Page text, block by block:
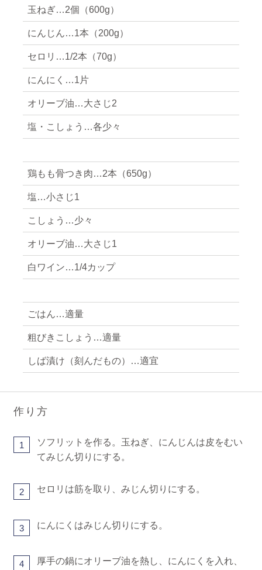
玉ねぎ…2個（600g）
にんじん…1本（200g）
セロリ…1/2本（70g）
にんにく…1片
オリーブ油…大さじ2
塩・こしょう…各少々
鶏もも骨つき肉…2本（650g）
塩…小さじ1
こしょう…少々
オリーブ油…大さじ1
白ワイン…1/4カップ
ごはん…適量
粗びきこしょう…適量
しば漬け（刻んだもの）…適宜
作り方
1
ソフリットを作る。玉ねぎ、にんじんは皮をむい
てみじん切りにする。
2 セロリは筋を取り、みじん切りにする。
3 にんにくはみじん切りにする。
4
厚手の鍋にオリーブ油を熱し、にんにくを入れ、